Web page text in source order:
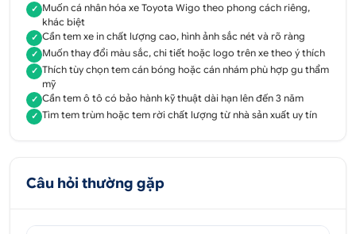
✓ Muốn cá nhân hóa xe Toyota Wigo theo phong cách riêng,
khác biệt
✓ Cần tem xe in chất lượng cao, hình ảnh sắc nét và rõ ràng
✓ Muốn thay đổi màu sắc, chi tiết hoặc logo trên xe theo ý thích
✓ Thích tùy chọn tem cán bóng hoặc cán nhám phù hợp gu thẩm
mỹ
✓ Cần tem ô tô có bảo hành kỹ thuật dài hạn lên đến 3 năm
✓ Tìm tem trùm hoặc tem rời chất lượng từ nhà sản xuất uy tín
Câu hỏi thường gặp